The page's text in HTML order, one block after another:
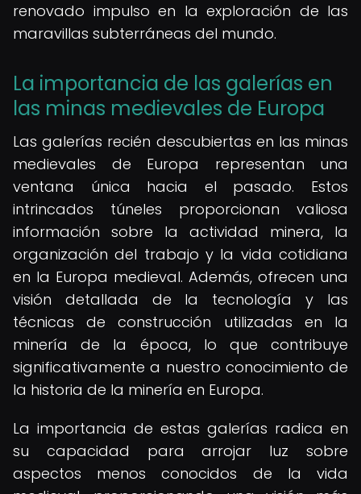
renovado impulso en la exploración de las
maravillas subterráneas del mundo.
La importancia de las galerías en
las minas medievales de Europa
Las galerías recién descubiertas en las minas
medievales de Europa representan una
ventana única hacia el pasado. Estos
intrincados túneles proporcionan valiosa
información sobre la actividad minera, la
organización del trabajo y la vida cotidiana
en la Europa medieval. Además, ofrecen una
visión detallada de la tecnología y las
técnicas de construcción utilizadas en la
minería de la época, lo que contribuye
significativamente a nuestro conocimiento de
la historia de la minería en Europa.
La importancia de estas galerías radica en
su capacidad para arrojar luz sobre
aspectos menos conocidos de la vida